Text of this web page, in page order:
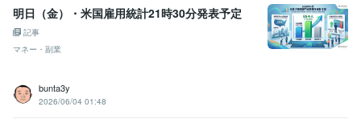
明日（金）・米国雇用統計21時30分発表予定
記事
マネー・副業
bunta3y
2026/06/04 01:48